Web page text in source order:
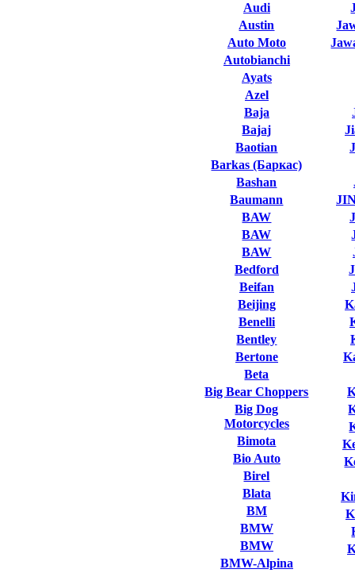
Audi
Austin
Auto Moto
Autobianchi
Ayats
Azel
Baja
Bajaj
Baotian
Barkas (Баркас)
Bashan
Baumann
BAW
BAW
BAW
Bedford
Beifan
Beijing
Benelli
Bentley
Bertone
Beta
Big Bear Choppers
Big Dog
Motorcycles
Bimota
Bio Auto
Birel
Blata
BM
BMW
BMW
BMW-Alpina